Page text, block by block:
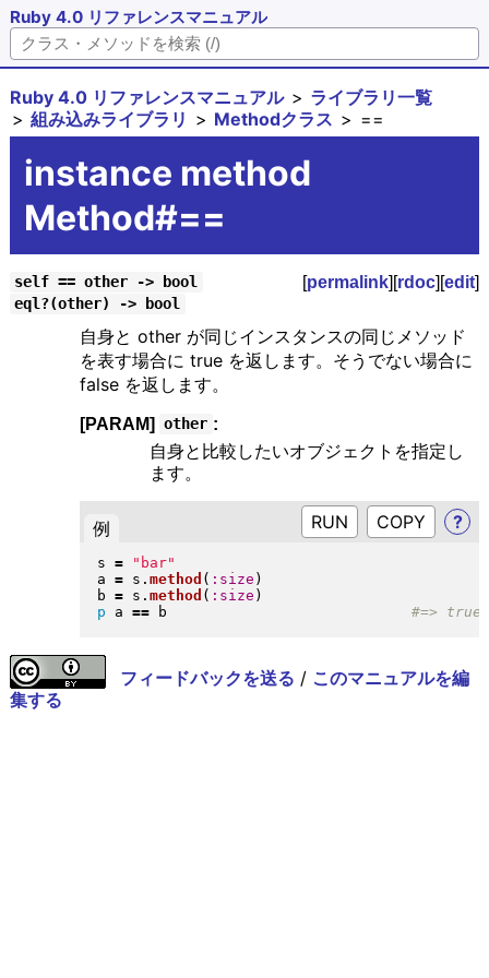
Ruby 4.0 リファレンスマニュアル
Ruby 4.0 リファレンスマニュアル
ライブラリ一覧
組み込みライブラリ
Methodクラス ==
instance method
Method#==
self == other -> bool [permalink][rdoc][edit]
eql?(other) -> bool
自身と other が同じインスタンスの同じメソッド
を表す場合に true を返します。そうでない場合に
false を返します。
[PARAM] other :
自身と比較したいオブジェクトを指定し
ます。
例 RUN ?
s = " bar"
a = s . method ( :size )
b = s . method ( :size )
p a == b
フィードバックを送る / このマニュアルを編
集する